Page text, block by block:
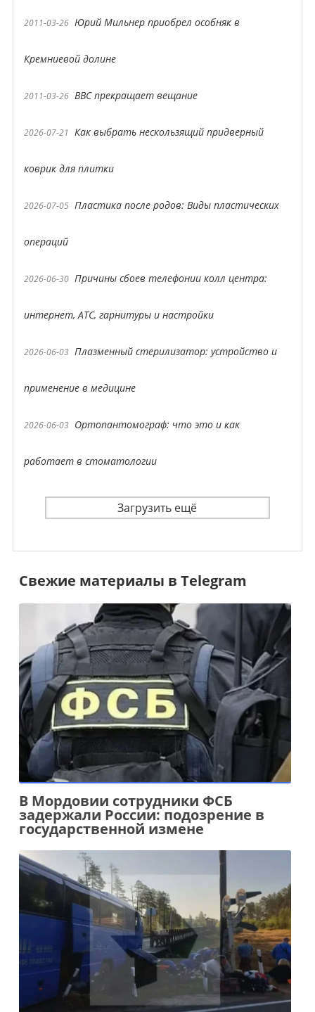
2011-03-26 Юрий Мильнер приобрел особняк в
Кремниевой долине
2011-03-26 BBC прекращает вещание
2026-07-21 Как выбрать нескользящий придверный
коврик для плитки
2026-07-05 Пластика после родов: Виды пластических
операций
2026-06-30 Причины сбоев телефонии колл центра:
интернет, АТС, гарнитуры и настройки
2026-06-03 Плазменный стерилизатор: устройство и
применение в медицине
2026-06-03 Ортопантомограф: что это и как
работает в стоматологии
Загрузить ещё
Свежие материалы в Telegram
В Мордовии сотрудники ФСБ
задержали России: подозрение в
государственной измене